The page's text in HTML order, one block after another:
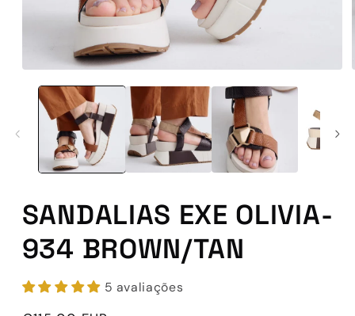
conteúdo
multimédia
SANDALIAS EXE OLIVIA-
934 BROWN/TAN
5 avaliações